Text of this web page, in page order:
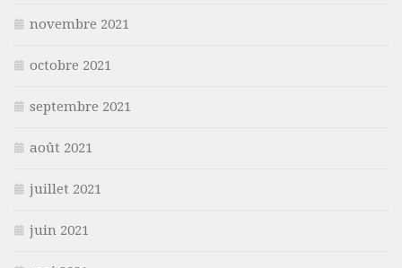
novembre 2021
octobre 2021
septembre 2021
août 2021
juillet 2021
juin 2021